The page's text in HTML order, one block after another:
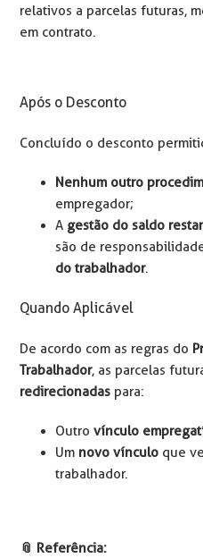
relativos a parcelas futuras,
em contrato.
Após o Desconto
Concluído o desconto
Nenhum outro
empregador;
A gestão do saldo
são de
do trabalhador.
Quando Aplicável
De acordo com as regras do
Trabalhador, as parcelas
redirecionadas para:
Outrovínculo
Um novo vínculo que
trabalhador.
📎 Referência: